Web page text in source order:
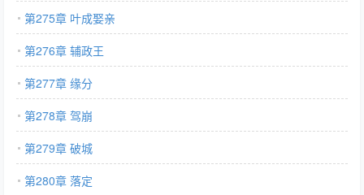
第275章 叶成娶亲
第276章 辅政王
第277章 缘分
第278章 驾崩
第279章 破城
第280章 落定